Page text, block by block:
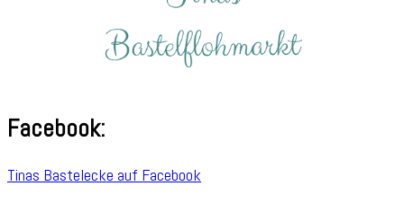
Facebook:
Tinas Bastelecke auf Facebook